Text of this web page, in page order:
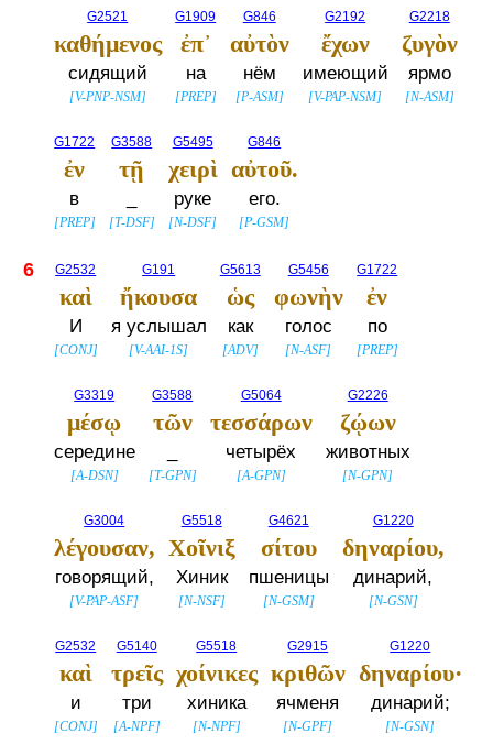
G2521
καθήμενος
сидящий
[V-PNP-NSM]
G1909
ἐπ᾽
на
[PREP]
G846
αὐτὸν
нём
[P-ASM]
G2192
ἔχων
имеющий
[V-PAP-NSM]
G2218
ζυγὸν
ярмо
[N-ASM]
G1722
ἐν
в
[PREP]
G3588
τῇ
[T-DSF]
G5495
χειρὶ
руке
[N-DSF]
G846
αὐτοῦ.
его.
[P-GSM]
6 G2532
καὶ
И
[CONJ]
G191
ἤκουσα
я услышал
[V-AAI-1S]
G5613
ὡς
как
[ADV]
G5456
φωνὴν
голос
[N-ASF]
G1722
ἐν
по
[PREP]
G3319
μέσῳ
середине
[A-DSN]
G3588
τῶν
[T-GPN]
G5064
τεσσάρων
четырёх
[A-GPN]
G2226
ζῴων
животных
[N-GPN]
G3004
λέγουσαν,
говорящий,
[V-PAP-ASF]
G5518
Χοῖνιξ
Хиник
[N-NSF]
G4621
σίτου
пшеницы
[N-GSM]
G1220
δηναρίου,
динарий,
[N-GSN]
G2532
καὶ
и
[CONJ]
G5140
τρεῖς
три
[A-NPF]
G5518
χοίνικες
хиника
[N-NPF]
G2915
κριθῶν
ячменя
[N-GPF]
G1220
δηναρίου·
динарий;
[N-GSN]